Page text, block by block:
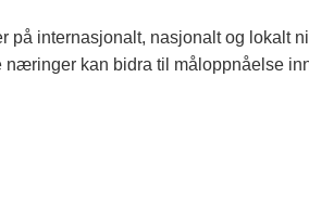
på internasjonalt, nasjonalt og lokalt
næringer kan bidra til måloppnåelse